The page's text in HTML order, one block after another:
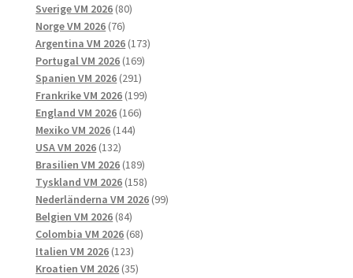
produkter
Sverige VM 2026 8080
Norge VM 2026 7676
produkter
Argentina VM 2026 173173
Portugal VM 2026 169169
Spanien VM 2026 291291
produkter
Frankrike VM 2026 199199
England VM 2026 166166
Mexiko VM 2026 144144
USA VM 2026 132132
produkter
Brasilien VM 2026 189189
produkter
Tyskland VM 2026 158158
produkter
Nederländerna VM 2026 9999
Belgien VM 2026 8484
produkter
Colombia VM 2026 6868
Italien VM 2026 123123
produkter
Kroatien VM 2026 3535